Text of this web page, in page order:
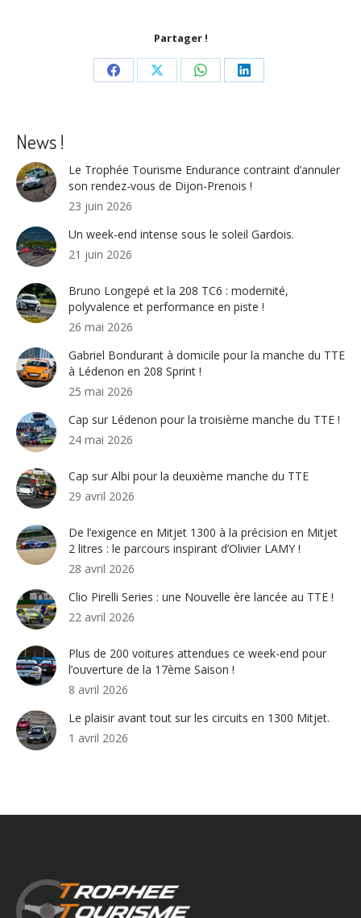
Partager !
Share Share Share Share
News !
Le Trophée Tourisme Endurance contraint d’annuler
son rendez-vous de Dijon-Prenois !
23 juin 2026
Un week-end intense sous le soleil Gardois.
21 juin 2026
Bruno Longepé et la 208 TC6 : modernité,
polyvalence et performance en piste !
26 mai 2026
Gabriel Bondurant à domicile pour la manche du TTE
à Lédenon en 208 Sprint !
25 mai 2026
Cap sur Lédenon pour la troisième manche du TTE !
24 mai 2026
Cap sur Albi pour la deuxième manche du TTE
29 avril 2026
De l’exigence en Mitjet 1300 à la précision en Mitjet
2 litres : le parcours inspirant d’Olivier LAMY !
28 avril 2026
Clio Pirelli Series : une Nouvelle ère lancée au TTE !
22 avril 2026
Plus de 200 voitures attendues ce week-end pour
l’ouverture de la 17ème Saison !
8 avril 2026
Le plaisir avant tout sur les circuits en 1300 Mitjet.
1 avril 2026